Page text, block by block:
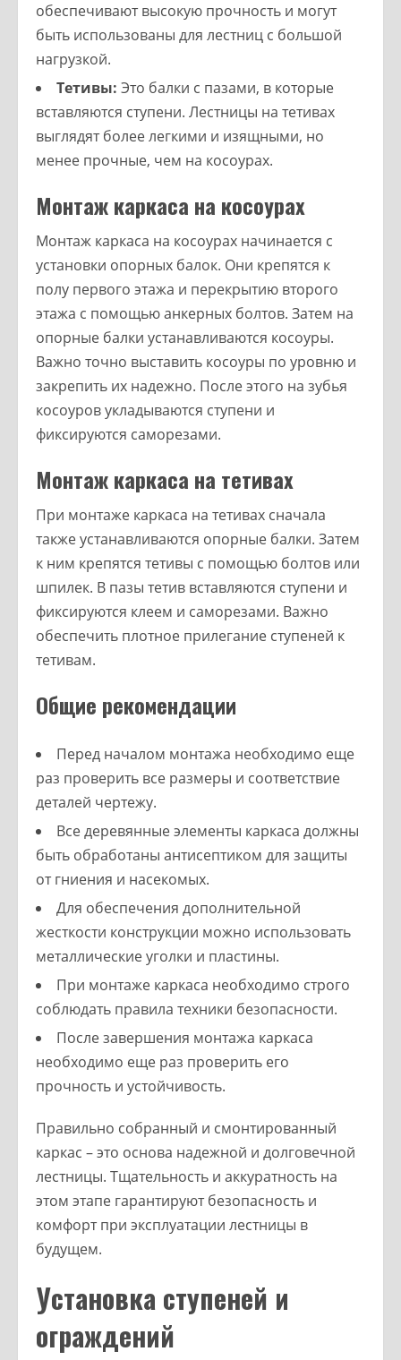
обеспечивают высокую прочность и могут
быть использованы для лестниц с большой
нагрузкой.
Тетивы: Это балки с пазами, в которые
вставляются ступени. Лестницы на тетивах
выглядят более легкими и изящными, но
менее прочные, чем на косоурах.
Монтаж каркаса на косоурах
Монтаж каркаса на косоурах начинается с
установки опорных балок. Они крепятся к
полу первого этажа и перекрытию второго
этажа с помощью анкерных болтов. Затем на
опорные балки устанавливаются косоуры.
Важно точно выставить косоуры по уровню и
закрепить их надежно. После этого на зубья
косоуров укладываются ступени и
фиксируются саморезами.
Монтаж каркаса на тетивах
При монтаже каркаса на тетивах сначала
также устанавливаются опорные балки. Затем
к ним крепятся тетивы с помощью болтов или
шпилек. В пазы тетив вставляются ступени и
фиксируются клеем и саморезами. Важно
обеспечить плотное прилегание ступеней к
тетивам.
Общие рекомендации
Перед началом монтажа необходимо еще
раз проверить все размеры и соответствие
деталей чертежу.
Все деревянные элементы каркаса должны
быть обработаны антисептиком для защиты
от гниения и насекомых.
Для обеспечения дополнительной
жесткости конструкции можно использовать
металлические уголки и пластины.
При монтаже каркаса необходимо строго
соблюдать правила техники безопасности.
После завершения монтажа каркаса
необходимо еще раз проверить его
прочность и устойчивость.
Правильно собранный и смонтированный
каркас – это основа надежной и долговечной
лестницы. Тщательность и аккуратность на
этом этапе гарантируют безопасность и
комфорт при эксплуатации лестницы в
будущем.
Установка ступеней и
ограждений